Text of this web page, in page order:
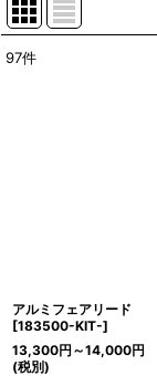
97件
アルミフェアリード
[183500-KIT-]
13,300円 ～14,000円
(税別)